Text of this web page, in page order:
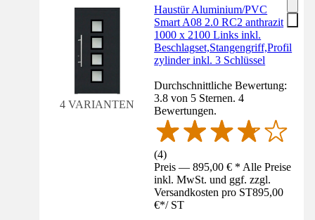
4 VARIANTEN
Haustür Aluminium/PVC
Smart A08 2.0 RC2 anthrazit
1000 x 2100 Links inkl.
Beschlagset,Stangengriff,Profil
zylinder inkl. 3 Schlüssel
Durchschnittliche Bewertung:
3.8 von 5 Sternen. 4
Bewertungen.
(4)
Preis — 895,00 € * Alle Preise
inkl. MwSt. und ggf. zzgl.
Versandkosten pro ST895,00
€*/ ST